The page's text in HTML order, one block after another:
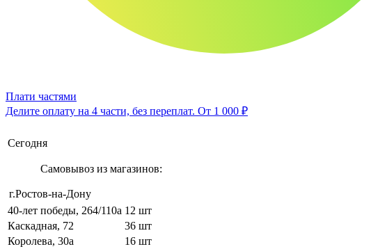
Плати частями
Делите оплату на 4 части, без переплат. От 1 000 ₽
Сегодня
Самовывоз из магазинов:
г.Ростов-на-Дону
40-лет победы, 264/110а 12 шт
Каскадная, 72
36 шт
Королева, 30а
16 шт